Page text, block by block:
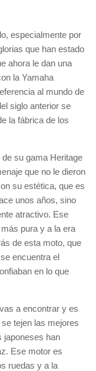
especialmente por
que han estado
ahora le dan una
la Yamaha
al mundo de
siglo anterior se
la fábrica de los
su gama Heritage
que no le dieron
su estética, que es
unos años, sino
atractivo. Ese
pura y a la era
de esta moto, que
encuentra el
en lo que
a encontrar y es
tejen las mejores
japoneses han
Ese motor es
ruedas y a la